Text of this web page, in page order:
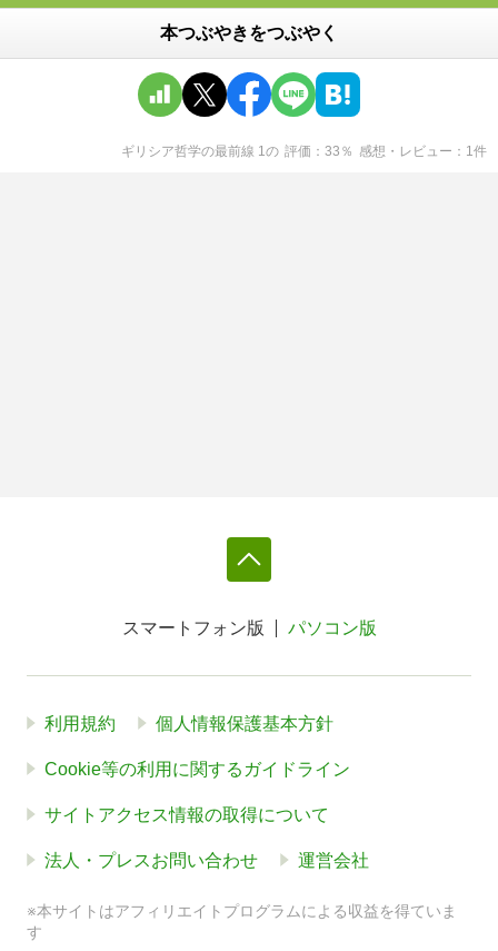
本つぶやきをつぶやく
ギリシア哲学の最前線 1 の 評価 33 ％ 感想・レビュー 1 件
スマートフォン版 パソコン版
利用規約 個人情報保護基本方針
Cookie等の利用に関するガイドライン
サイトアクセス情報の取得について
法人・プレスお問い合わせ 運営会社
※本サイトはアフィリエイトプログラムによる収益を得ていま
す